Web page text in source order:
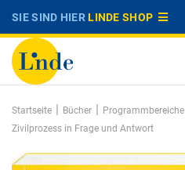
SIE SIND HIERLINDE SHOP
Startseite | Bücher | Programmbereiche
Zivilprozess in Frage und Antwort